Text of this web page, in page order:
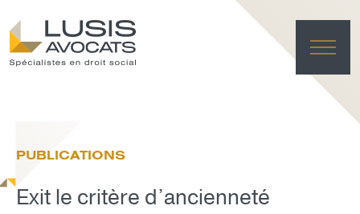
PUBLICATIONS
Exit le critère d’ancienneté